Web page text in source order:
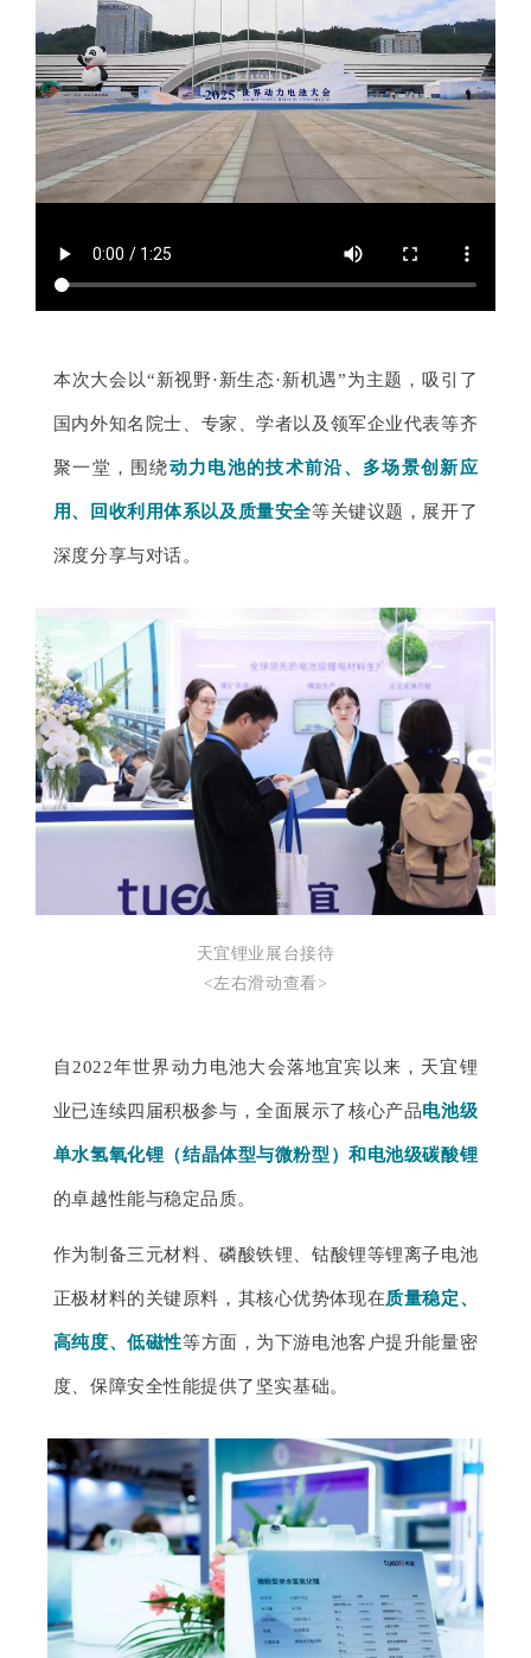
本次大会以“新视野·新生态·新机遇”为主题，吸引了
国内外知名院士、专家、学者以及领军企业代表等齐
聚一堂，围绕动力电池的技术前沿、多场景创新应
用、回收利用体系以及质量安全等关键议题，展开了
深度分享与对话。
天宜锂业展台接待
<左右滑动查看>
自2022年世界动力电池大会落地宜宾以来，天宜锂
业已连续四届积极参与，全面展示了核心产品电池级
单水氢氧化锂（结晶体型与微粉型）和电池级碳酸锂
的卓越性能与稳定品质。
作为制备三元材料、磷酸铁锂、钴酸锂等锂离子电池
正极材料的关键原料，其核心优势体现在质量稳定、
高纯度、低磁性等方面，为下游电池客户提升能量密
度、保障安全性能提供了坚实基础。